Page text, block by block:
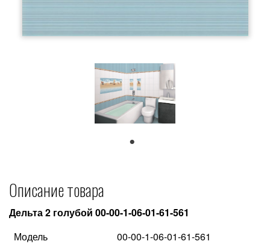
Описание товара
Дельта 2 голубой 00-00-1-06-01-61-561
Модель
00-00-1-06-01-61-561